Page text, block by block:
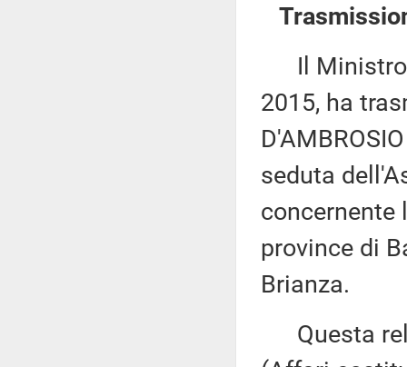
Il Ministro
2015, ha
seduta
province di
Brianza.
Questa